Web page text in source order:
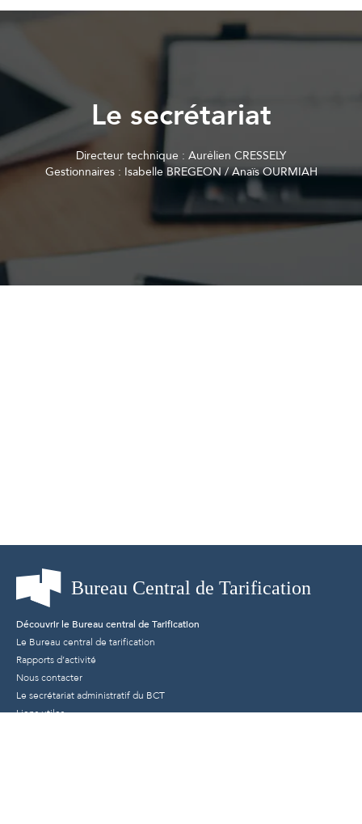
Le secrétariat
Directeur technique : Aurélien CRESSELY
Gestionnaires : Isabelle BREGEON / Anaïs OURMIAH
Découvrir le Bureau central de Tarification
Le Bureau central de tarification
Rapports d’activité
Nous contacter
Le secrétariat administratif du BCT
Liens utiles